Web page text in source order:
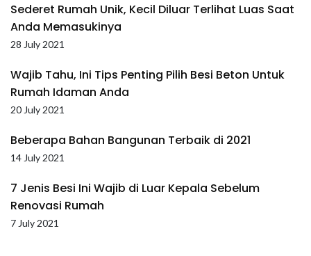
Sederet Rumah Unik, Kecil Diluar Terlihat Luas Saat
Anda Memasukinya
28 July 2021
Wajib Tahu, Ini Tips Penting Pilih Besi Beton Untuk
Rumah Idaman Anda
20 July 2021
Beberapa Bahan Bangunan Terbaik di 2021
14 July 2021
7 Jenis Besi Ini Wajib di Luar Kepala Sebelum
Renovasi Rumah
7 July 2021